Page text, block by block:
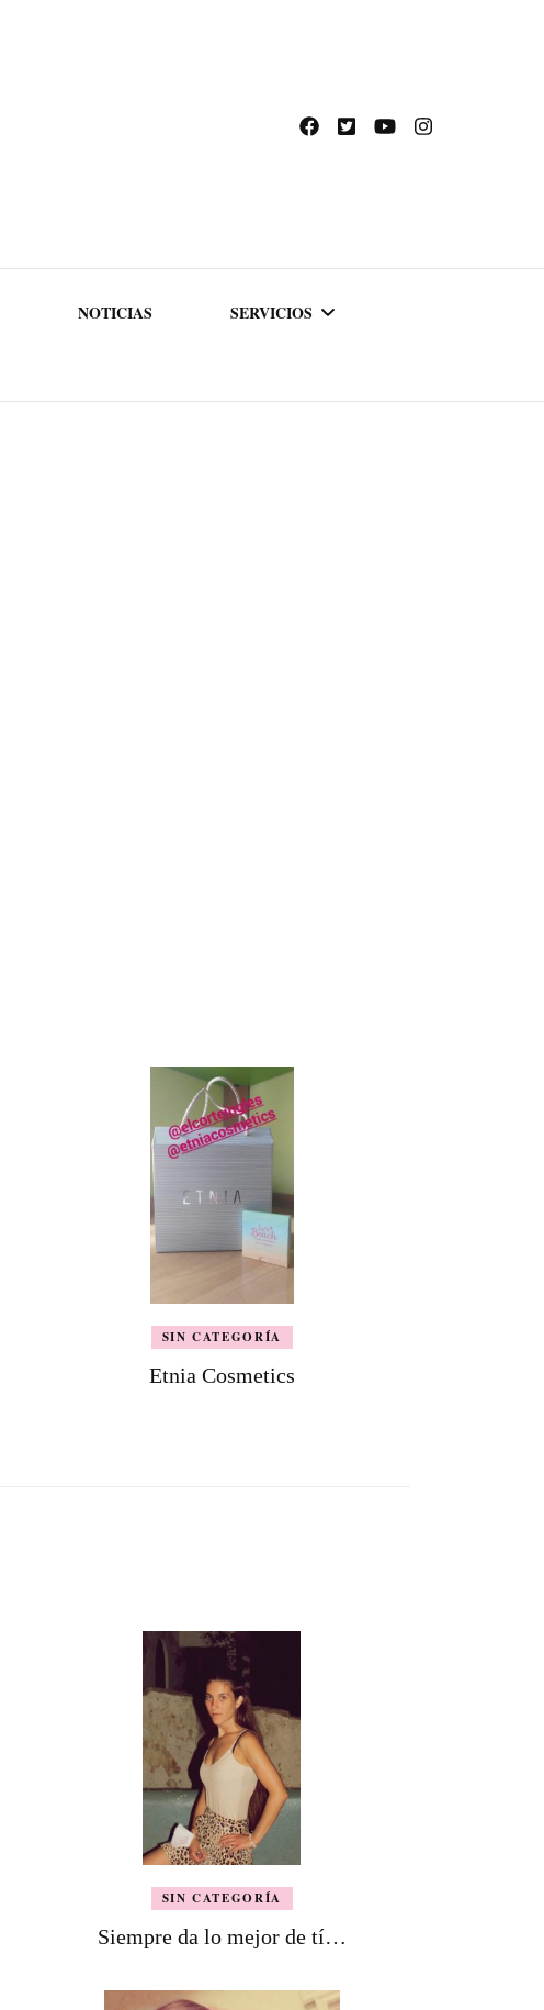
NOTICIAS SERVICIOS
SIN CATEGORÍA
Etnia Cosmetics
SIN CATEGORÍA
Siempre da lo mejor de tí…